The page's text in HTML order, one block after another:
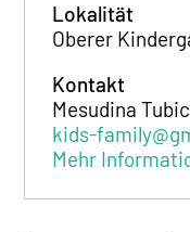
Lokalität
Oberer
Kontakt
Mesudina Tubic
kids-
Mehr